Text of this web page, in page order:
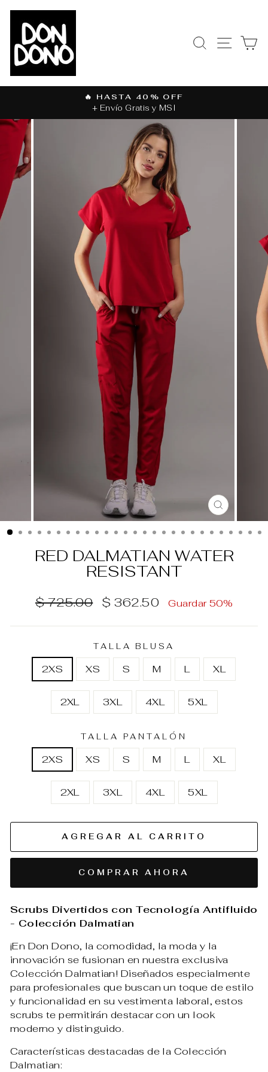
directamente
contenido
BUSCAR
diapositivas
pausa
🔥 HASTA 40% OFF
+ Envío Gratis y MSI
CERRAR
(ESC)
RED DALMATIAN WATER
RESISTANT
Precio
$ 725.00
Precio
oferta
$ 362.50 Guardar 50%
TALLA BLUSA
2XS XS S M L XL
2XL 3XL 4XL 5XL
TALLA PANTALÓN
2XS XS S M L XL
2XL 3XL 4XL 5XL
AGREGAR AL CARRITO
COMPRAR AHORA
Scrubs Divertidos con Tecnología Antifluido
- Colección Dalmatian
¡En Don Dono, la comodidad, la moda y la
innovación se fusionan en nuestra exclusiva
Colección Dalmatian! Diseñados especialmente
para profesionales que buscan un toque de estilo
y funcionalidad en su vestimenta laboral, estos
scrubs te permitirán destacar con un look
moderno y distinguido.
Características destacadas de la Colección
Dalmatian: